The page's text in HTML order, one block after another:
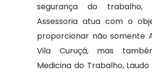
segurança do trabalho,
Assessoria atua com o
proporcionar não somente
Vila Curuçá, mas
Medicina do Trabalho,